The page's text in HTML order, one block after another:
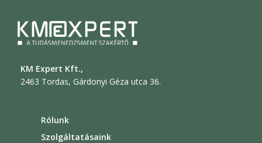
KM Expert Kft.,
2463 Tordas, Gárdonyi Géza utca 36.
Rólunk
Szolgáltatásaink